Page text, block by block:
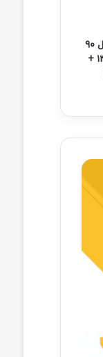
اعلام قیمت جدید ال ۹۰
ایرانی در اسفند ۱۴۰۴ +